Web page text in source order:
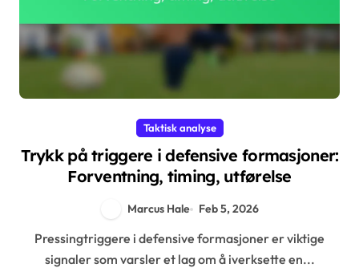
Taktisk analyse
Trykk på triggere i defensive formasjoner:
Forventning, timing, utførelse
Marcus Hale Feb 5, 2026
Pressingtriggere i defensive formasjoner er viktige
signaler som varsler et lag om å iverksette en...